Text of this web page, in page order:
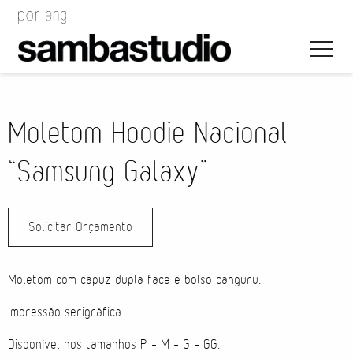
Direção Artística
Desenho de Evento
Coordenação de Evento
Coordenação Técnica
Moletom Hoodie Nacional
“Samsung Galaxy”
Solicitar Orçamento
Moletom com capuz dupla face e bolso canguru.
Impressão serigráfica.
Disponível nos tamanhos P – M – G – GG.